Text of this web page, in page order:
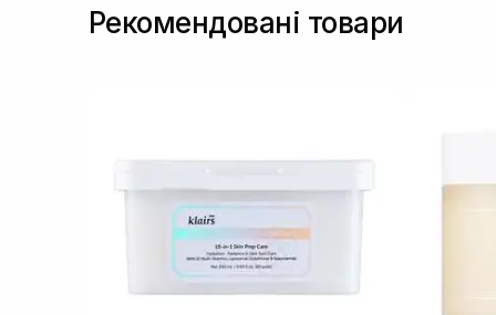
Рекомендовані товари